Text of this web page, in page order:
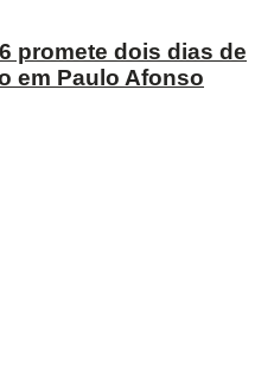
promete dois dias de
em Paulo Afonso